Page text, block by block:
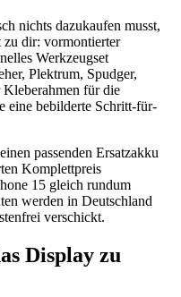
nichts dazukaufen musst,
zu dir: vormontierter
Werkzeugset
Plektrum, Spudger,
Kleberahmen für die
eine bebilderte Schritt-für-
passenden Ersatzakku
Komplettpreis
15 gleich rundum
werden in Deutschland
verschickt.
Display zu